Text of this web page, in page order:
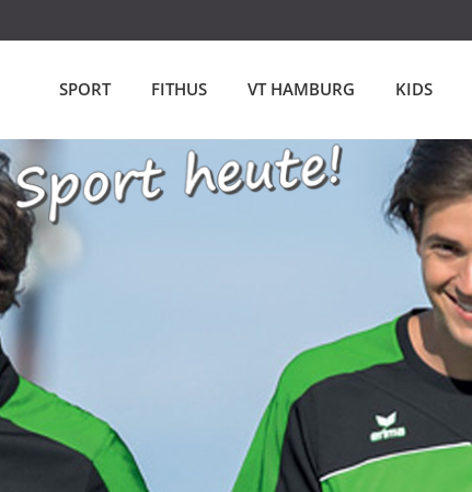
SPORT FITHUS VT HAMBURG KIDS